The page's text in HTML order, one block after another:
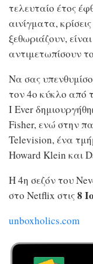
τελευταίο έτος
αινίγματα,
ξεθωριάζουν,
αντιμετωπίσουν
Να σας
τον 4ο κύκλο από
I Ever
Fisher, ενώ στην
Television, ένα
Howard Klein και
Η 4η σεζόν του
στο Netflix στις8
unboxholics.com